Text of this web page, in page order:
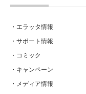
・エラッタ情報
・サポート情報
・コミック
・キャンペーン
・メディア情報